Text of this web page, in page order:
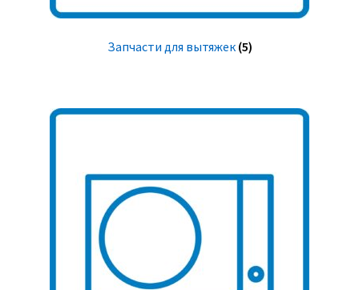
Запчасти для вытяжек (5)